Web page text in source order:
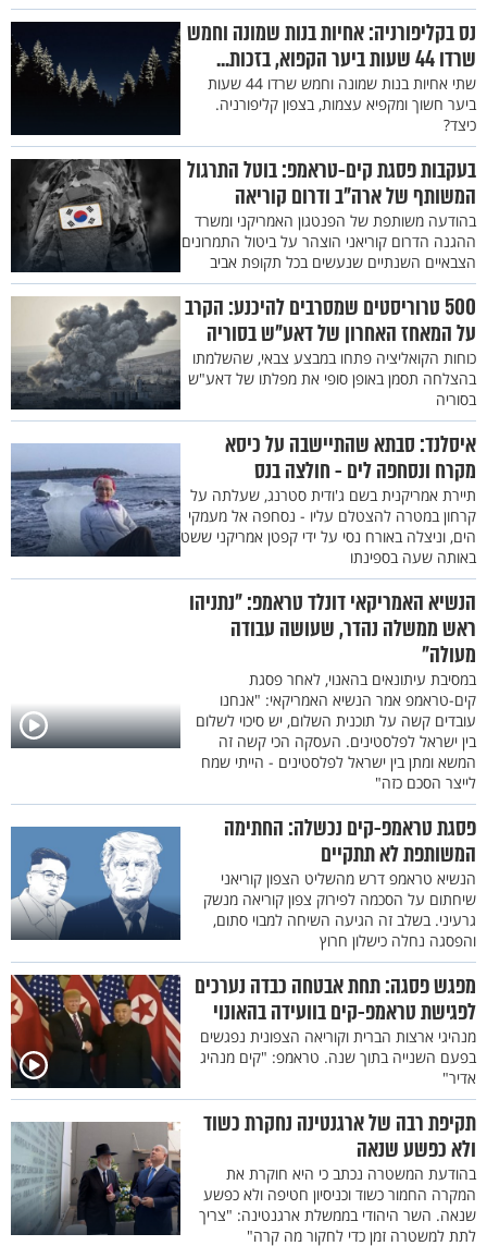
נס בקליפורניה: אחיות בנות שמונה וחמש
שרדו 44 שעות ביער הקפוא, בזכות...
שתי אחיות בנות שמונה וחמש שרדו 44 שעות
ביער חשוך ומקפיא עצמות, בצפון קליפורניה.
כיצד?
בעקבות פסגת קים-טראמפ: בוטל התרגול
המשותף של ארה"ב ודרום קוריאה
בהודעה משותפת של הפנטגון האמריקני ומשרד
ההגנה הדרום קוריאני הוצהר על ביטול התמרונים
הצבאיים השנתיים שנעשים בכל תקופת אביב
500 טרוריסטים שמסרבים להיכנע: הקרב
על המאחז האחרון של דאע"ש בסוריה
כוחות הקואליציה פתחו במבצע צבאי, שהשלמתו
בהצלחה תסמן באופן סופי את מפלתו של דאע"ש
בסוריה
איסלנד: סבתא שהתיישבה על כיסא
מקרח ונסחפה לים - חולצה בנס
תיירת אמריקנית בשם ג'ודית סטרנג, שעלתה על
קרחון במטרה להצטלם עליו - נסחפה אל מעמקי
הים, וניצלה באורח נסי על ידי קפטן אמריקני ששט
באותה שעה בספינתו
הנשיא האמריקאי דונלד טראמפ: "נתניהו
ראש ממשלה נהדר, שעושה עבודה
מעולה"
במסיבת עיתונאים בהאנוי, לאחר פסגת
קים-טראמפ אמר הנשיא האמריקאי: "אנחנו
עובדים קשה על תוכנית השלום, יש סיכוי לשלום
בין ישראל לפלסטינים. העסקה הכי קשה זה
המשא ומתן בין ישראל לפלסטינים - הייתי שמח
לייצר הסכם כזה"
פסגת טראמפ-קים נכשלה: החתימה
המשותפת לא תתקיים
הנשיא טראמפ דרש מהשליט הצפון קוריאני
שיחתום על הסכמה לפירוק צפון קוריאה מנשק
גרעיני. בשלב זה הגיעה השיחה למבוי סתום,
והפסגה נחלה כישלון חרוץ
מפגש פסגה: תחת אבטחה כבדה נערכים
לפגישת טראמפ-קים בוועידה בהאונוי
מנהיגי ארצות הברית וקוריאה הצפונית נפגשים
בפעם השנייה בתוך שנה. טראמפ: "קים מנהיג
אדיר"
תקיפת רבה של ארגנטינה נחקרת כשוד
ולא כפשע שנאה
בהודעת המשטרה נכתב כי היא חוקרת את
המקרה החמור כשוד וכניסיון חטיפה ולא כפשע
שנאה. השר היהודי בממשלת ארגנטינה: "צריך
לתת למשטרה זמן כדי לחקור מה קרה"